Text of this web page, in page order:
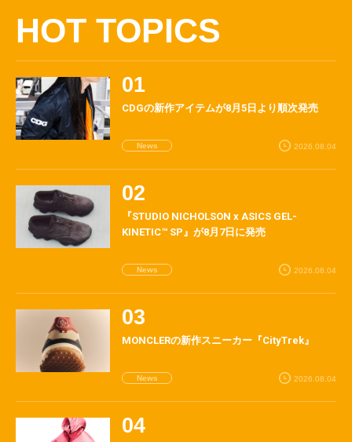
HOT TOPICS
CDGの新作アイテムが8月5日より順次発売
News 2026.08.04
『STUDIO NICHOLSON x ASICS GEL-
KINETIC™ SP』が8月7日に発売
News 2026.08.04
MONCLERの新作スニーカー『CityTrek』
News 2026.08.04